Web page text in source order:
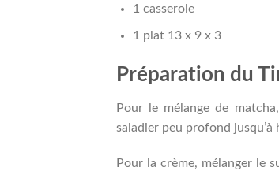
1 casserole
1 plat 13 x 9 x 3
Préparation du
Pour le mélange de
saladier peu profond
Pour la crème, mélanger le